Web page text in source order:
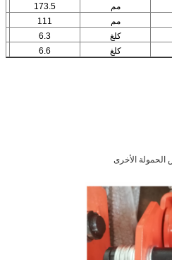
مم
173.5
مم
111
كلغ
6.3
كلغ 6.6